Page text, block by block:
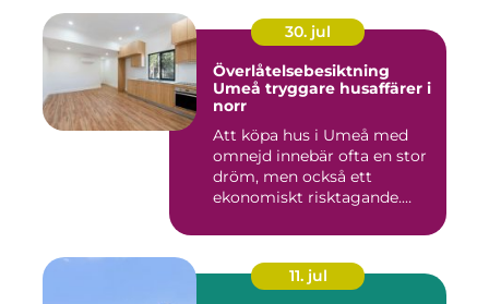
30. jul
Överlåtelsebesiktning
Umeå tryggare husaffärer i
norr
Att köpa hus i Umeå med
omnejd innebär ofta en stor
dröm, men också ett
ekonomiskt risktagande.
11. jul